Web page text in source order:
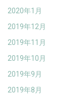
2020年1月
2019年12月
2019年11月
2019年10月
2019年9月
2019年8月